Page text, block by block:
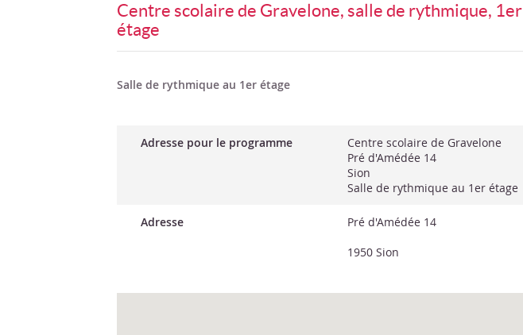
Centre scolaire de Gravelone, salle de rythmique, 1er
étage
Salle de rythmique au 1er étage
Adresse pour le programme
Centre scolaire de Gravelone
Pré d'Amédée 14
Sion
Salle de rythmique au 1er étage
Adresse
Pré d'Amédée 14
1950 Sion